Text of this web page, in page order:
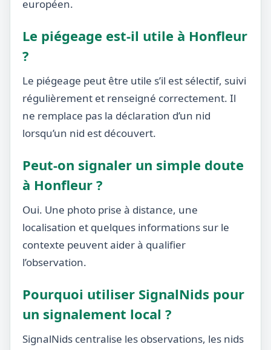
européen.
Le piégeage est-il utile à Honfleur
?
Le piégeage peut être utile s’il est sélectif, suivi
régulièrement et renseigné correctement. Il
ne remplace pas la déclaration d’un nid
lorsqu’un nid est découvert.
Peut-on signaler un simple doute
à Honfleur ?
Oui. Une photo prise à distance, une
localisation et quelques informations sur le
contexte peuvent aider à qualifier
l’observation.
Pourquoi utiliser SignalNids pour
un signalement local ?
SignalNids centralise les observations, les nids